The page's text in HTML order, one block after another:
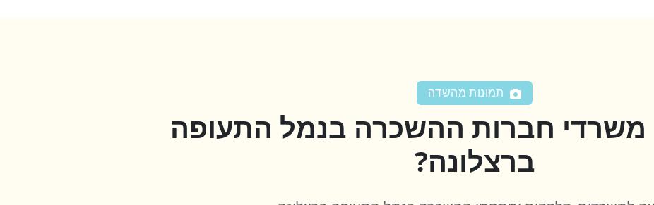
תמונות מהשדה
משרדי חברות ההשכרה בנמל התעופה
ברצלונה?